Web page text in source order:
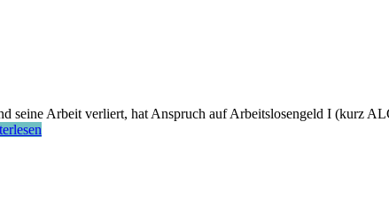
seine Arbeit verliert, hat Anspruch auf Arbeitslosengeld I (kurz